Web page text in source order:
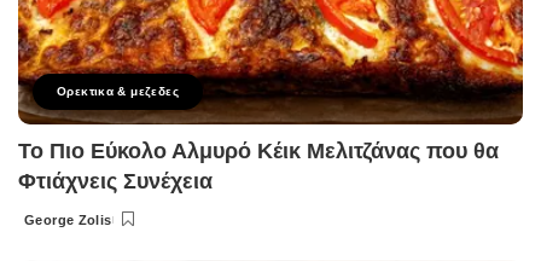
Ορεκτικα & μεζεδες
Το Πιο Εύκολο Αλμυρό Κέικ Μελιτζάνας που θα
Φτιάχνεις Συνέχεια
Posted
George Zolis